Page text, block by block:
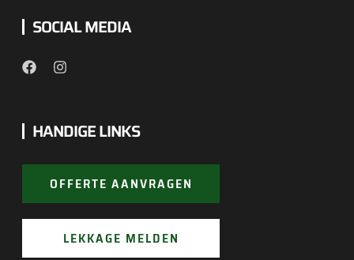
SOCIAL MEDIA
HANDIGE LINKS
OFFERTE AANVRAGEN
LEKKAGE MELDEN